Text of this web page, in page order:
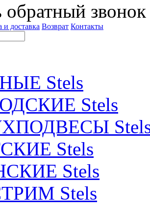
обратный звонок
и доставка Возврат Контакты
Stels
Stels
Stels
Stels
Stels